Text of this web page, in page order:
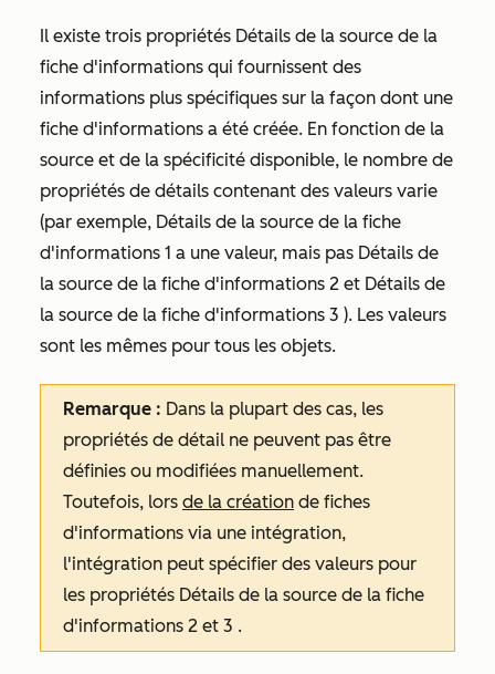
Il existe trois propriétés Détails de la source de la
fiche d'informations qui fournissent des
informations plus spécifiques sur la façon dont une
fiche d'informations a été créée. En fonction de la
source et de la spécificité disponible, le nombre de
propriétés de détails contenant des valeurs varie
(par exemple, Détails de la source de la fiche
d'informations 1 a une valeur, mais pas Détails de
la source de la fiche d'informations 2 et Détails de
la source de la fiche d'informations 3 ). Les valeurs
sont les mêmes pour tous les objets.
Remarque : Dans la plupart des cas, les
propriétés de détail ne peuvent pas être
définies ou modifiées manuellement.
Toutefois, lors de la création de fiches
d'informations via une intégration,
l'intégration peut spécifier des valeurs pour
les propriétés Détails de la source de la fiche
d'informations 2 et 3 .